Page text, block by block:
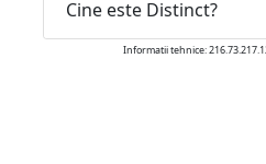
Cine este Distinct?
Informatii tehnice: